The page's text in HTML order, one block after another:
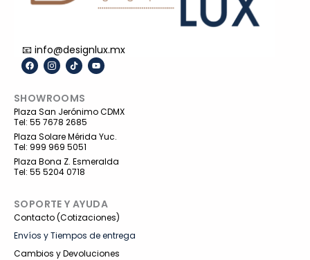
📧 info@designlux.mx
F
a
b
o
o
k
I
c
-
i
n
s
t
a
g
r
a
m
T
i
o
k
Y
o
b
e
SHOWROOMS
Plaza San Jerónimo CDMX
Tel: 55 7678 2685
Plaza Solare Mérida Yuc.
Tel: 999 969 5051
Plaza Bona Z. Esmeralda
Tel: 55 5204 0718
SOPORTE Y AYUDA
Contacto (Cotizaciones)
Envíos y Tiempos de entrega
Cambios y Devoluciones